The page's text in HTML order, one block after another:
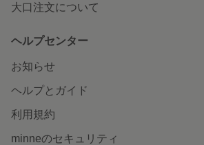
大口注文について
ヘルプセンター
お知らせ
ヘルプとガイド
利用規約
minneのセキュリティ